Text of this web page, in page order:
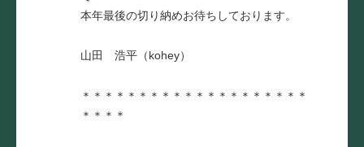
本年最後の切り納めお待ちしております。
山田 浩平（kohey）
＊＊＊＊＊＊＊＊＊＊＊＊＊＊＊＊＊＊＊＊
＊＊＊＊